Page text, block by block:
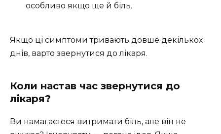
особливо якщо ще й біль.
Якщо ці симптоми тривають довше декількох
днів, варто звернутися до лікаря.
Коли настав час звернутися до
лікаря?
Ви намагаєтеся витримати біль, але він не